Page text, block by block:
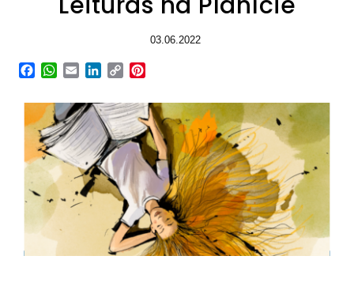
03.06.2022
Facebook
WhatsApp
EmailLinkedIn
Copy